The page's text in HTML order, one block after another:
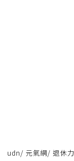
udn/ 元氣網/ 退休力